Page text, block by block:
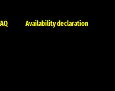
Availability declaration